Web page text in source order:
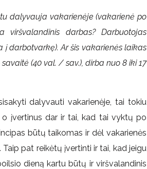
dalyvauja vakarienėje (vakarienė po
darbas? Darbuotojas
darbotvarkę). Ar šis vakarienės laikas
(40 val. / sav.), dirba nuo 8 iki 17
dalyvauti vakarienėje, tai tokiu
o įvertinus dar ir tai, kad tai vyktų po
būtų taikomas ir dėl vakarienės
pat reikėtų įvertinti ir tai, kad jeigu
dieną kartu būtų ir viršvalandinis